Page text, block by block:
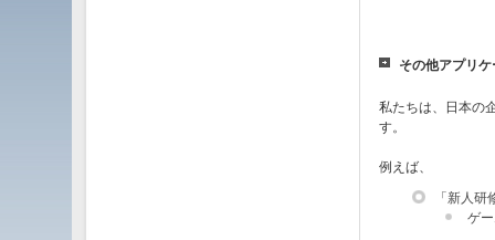
その他アプリ
私たちは、日本の
す。
例えば、
「新人
ゲ